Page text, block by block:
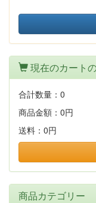
現在のカート
合計数量： 0
商品金額： 0円
送料： 0円
商品カテゴリー